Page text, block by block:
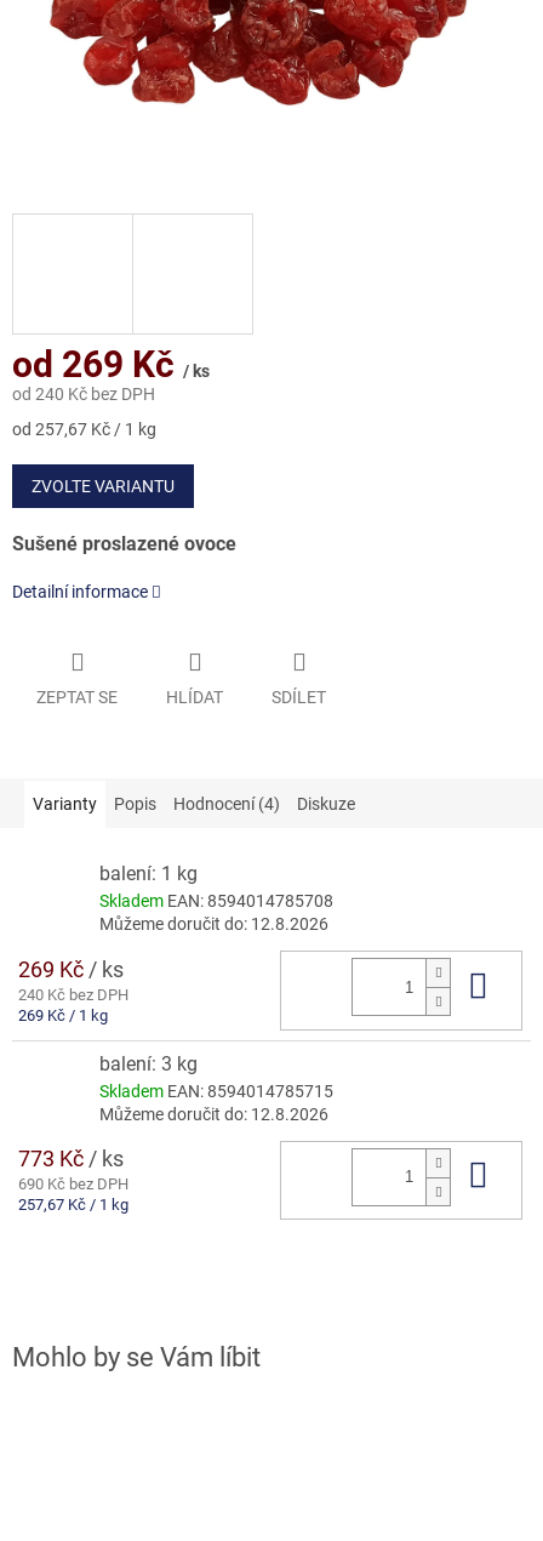
od 269 Kč / ks
od 240 Kč bez DPH
Měrná
od 257,67 Kč / 1 kg
ZVOLTE VARIANTU
Sušené proslazené ovoce
Detailní informace
ZEPTAT SE HLÍDAT SDÍLET
Varianty Popis Hodnocení (4) Diskuze
balení: 1 kg
Skladem EAN:8594014785708
Můžeme doručit do: 12.8.2026
269 Kč / ks
240 Kč bez DPH
Měrná
269 Kč / 1 kg
balení: 3 kg
Skladem EAN:8594014785715
Můžeme doručit do: 12.8.2026
773 Kč/ ks
690 Kč bez DPH
Měrná
257,67 Kč / 1 kg